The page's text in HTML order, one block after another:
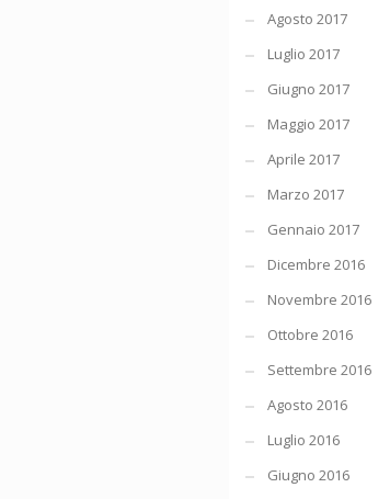
Agosto 2017
Luglio 2017
Giugno 2017
Maggio 2017
Aprile 2017
Marzo 2017
Gennaio 2017
Dicembre 2016
Novembre 2016
Ottobre 2016
Settembre 2016
Agosto 2016
Luglio 2016
Giugno 2016